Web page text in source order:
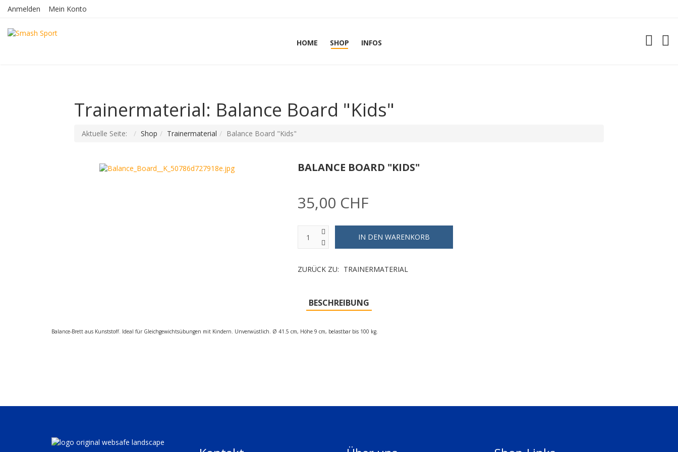
Anmelden Mein Konto
HOME SHOP INFOS
Trainermaterial: Balance Board "Kids"
Aktuelle Seite: Shop Trainermaterial Balance Board "Kids"
BALANCE BOARD "KIDS"
35,00 CHF
ZURÜCK ZU: TRAINERMATERIAL
BESCHREIBUNG
Balance-Brett aus Kunststoff. Ideal für Gleichgewichtsübungen mit Kindern. Unverwüstlich. Ø 41.5 cm, Höhe 9 cm, belastbar bis 100 kg.